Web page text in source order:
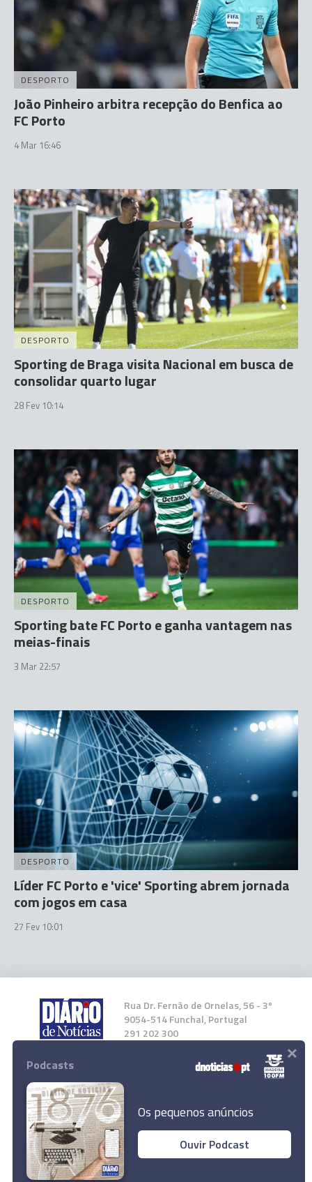
DESPORTO
João Pinheiro arbitra recepção do Benfica ao
FC Porto
4 Mar 16:46
DESPORTO
Sporting de Braga visita Nacional em busca de
consolidar quarto lugar
28 Fev 10:14
DESPORTO
Sporting bate FC Porto e ganha vantagem nas
meias-finais
3 Mar 22:57
DESPORTO
Líder FC Porto e 'vice' Sporting abrem jornada
com jogos em casa
27 Fev 10:01
Rua Dr. Fernão de Ornelas, 56 - 3º
9054-514 Funchal, Portugal
291 202 300
Instale a nossa App
© 2026 Empresa Diário de Notícias, Lda.
Todos os direitos reservados.
Podcasts
Os pequenos anúncios
Ouvir Podcast
×